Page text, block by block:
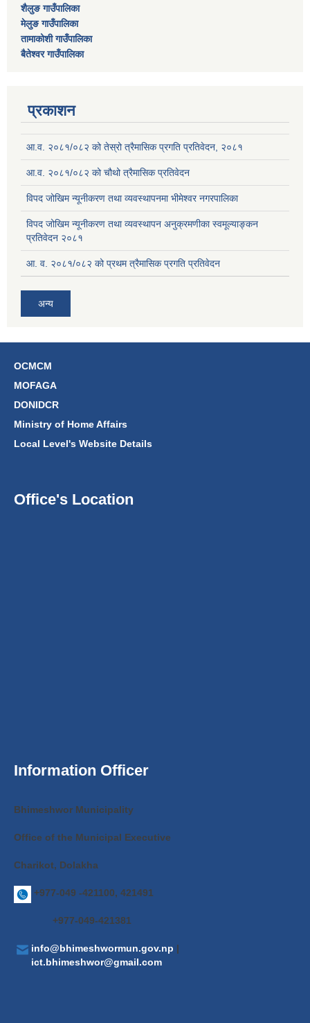
शैलुङ गाउँपालिका
मेलुङ गाउँपालिका
तामाकोशी गाउँपालिका
बैतेश्वर गाउँपालिका
प्रकाशन
आ.व. २०८१/०८२ को तेस्रो त्रैमासिक प्रगति प्रतिवेदन, २०८१
आ.व. २०८१/०८२ को चौथो त्रैमासिक प्रतिवेदन
विपद जोखिम न्यूनीकरण तथा व्यवस्थापनमा भीमेश्वर नगरपालिका
विपद जोखिम न्यूनीकरण तथा व्यवस्थापन अनुक्रमणीका स्वमूल्याङ्कन
प्रतिवेदन २०८१
आ. व. २०८१/०८२ को प्रथम त्रैमासिक प्रगति प्रतिवेदन
अन्य
OCMCM
MOFAGA
DONIDCR
Ministry of Home Affairs
Local Level's Website Details
Office's Location
Information Officer
Bhimeshwor Municipality
Office of the Municipal Executive
Charikot, Dolakha
+977-049 -421100, 421491
+977-049-421381
info@bhimeshwormun.gov.np |
ict.bhimeshwor@gmail.com